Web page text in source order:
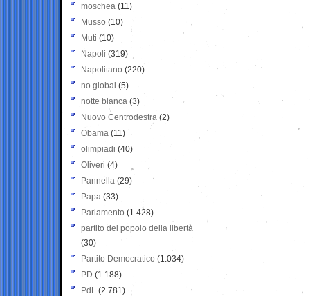
moschea (11)
Musso (10)
Muti (10)
Napoli (319)
Napolitano (220)
no global (5)
notte bianca (3)
Nuovo Centrodestra (2)
Obama (11)
olimpiadi (40)
Oliveri (4)
Pannella (29)
Papa (33)
Parlamento (1.428)
partito del popolo della libertà
(30)
Partito Democratico (1.034)
PD (1.188)
PdL (2.781)